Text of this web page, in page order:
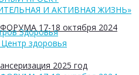
17-18 октября 2024
2025 год
И АКТИВНАЯ ЖИЗНЬ»
Здоровья
здоровья